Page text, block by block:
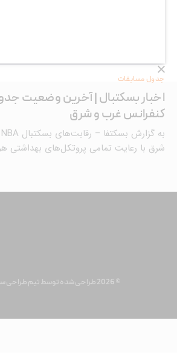
جدول مسابقات
کنفرانس غرب و شرق
شرق با رعایت تمامی پروتکل‌های بهداشتی
© 2026 طراحی شده توسط تیم طراحی سایت